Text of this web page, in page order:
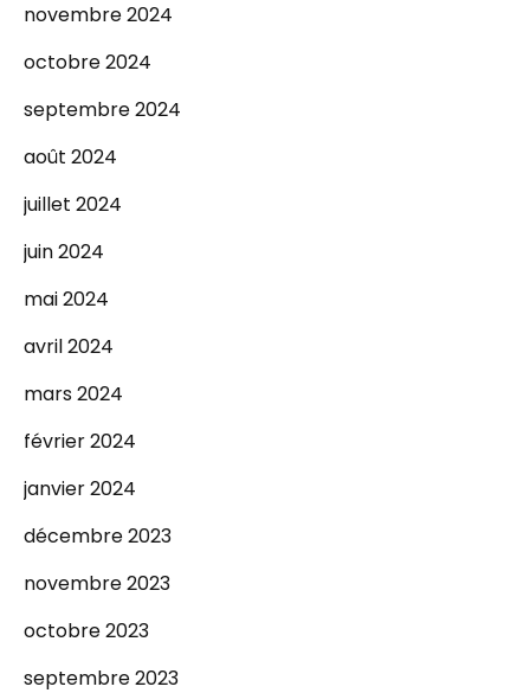
novembre 2024
octobre 2024
septembre 2024
août 2024
juillet 2024
juin 2024
mai 2024
avril 2024
mars 2024
février 2024
janvier 2024
décembre 2023
novembre 2023
octobre 2023
septembre 2023